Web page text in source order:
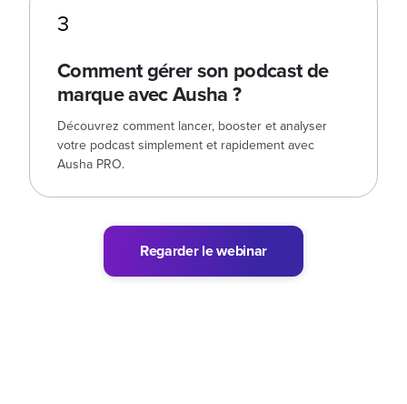
3
Comment gérer son podcast de
marque avec Ausha ?
Découvrez comment lancer, booster et analyser
votre podcast simplement et rapidement avec
Ausha PRO.
Regarder le webinar